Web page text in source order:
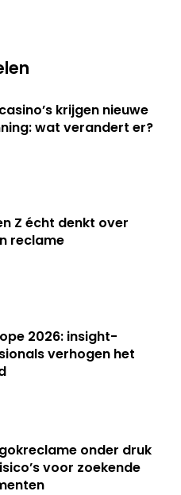
krijgen nieuwe
wat verandert er?
Z écht denkt over
reclame
2026: insight-
verhogen het
onder druk
voor zoekende